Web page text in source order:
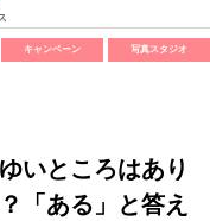
キャンペーン 写真スタジオ
いところはあり
「ある」と答え